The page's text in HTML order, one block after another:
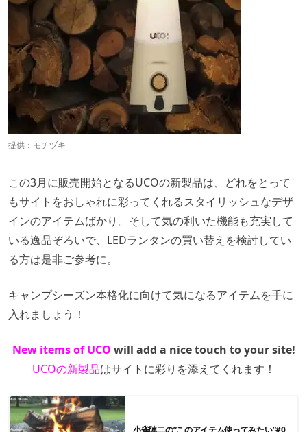
提供： モチヅキ
この3月に販売開始となるUCOの新製品は、どれをとって
もサイトをおしゃれに彩ってくれるスタイリッシュなデザ
インのアイテムばかり。そして気の利いた機能も充実して
いる逸品ぞろいで、LEDランタンの買い替えを検討してい
る方は是非ご参考に。
キャンプシーズン本格化に向けて気になるアイテムを手に
入れましょう！
New items of UCO will add a nice touch to your site!
UCOの新製品はサイトに彩りを添えてくれます！
小雀陣二の”このアイテム使ってみたい”#0